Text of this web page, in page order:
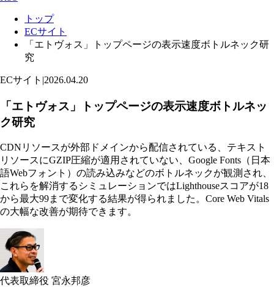
トップ
ECサイト
「エトヴォス」トップページの表示速度ボトルネック研
究
ECサイト |2026.04.20
「エトヴォス」トップページの表示速度ボトルネッ
ク研究
CDNリソースが外部ドメインから配信されている、テキスト
リソースにGZIP圧縮が適用されていない、Google Fonts（日本
語Webフォント）の読み込みなどのボトルネックが観測され、
これらを解消するシミュレーションではLighthouseスコアが18
から最大99まで変化する結果が得られました。Core Web Vitals
の大幅な改善が期待できます。
代表取締役 宮永邦彦